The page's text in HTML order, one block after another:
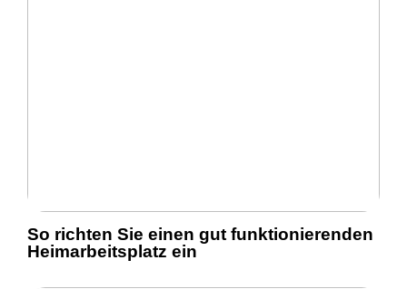
So richten Sie einen gut funktionierenden
Heimarbeitsplatz ein